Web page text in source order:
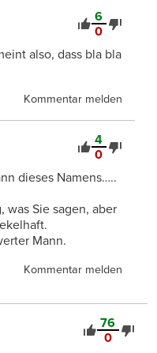
6
0
also, dass bla bla
Kommentar melden
4
0
dieses Namens…..
was Sie sagen, aber
Mann.
Kommentar melden
76
0